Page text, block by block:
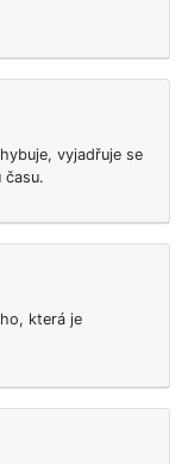
vyjadřuje se
času.
která je